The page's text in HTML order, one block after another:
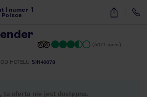
numer 1
Polsce
27
(6071 opinii)
HOTELU SIN40078
ta oferta nie jest dostępna.